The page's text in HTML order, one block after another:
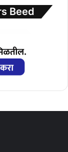
Beed